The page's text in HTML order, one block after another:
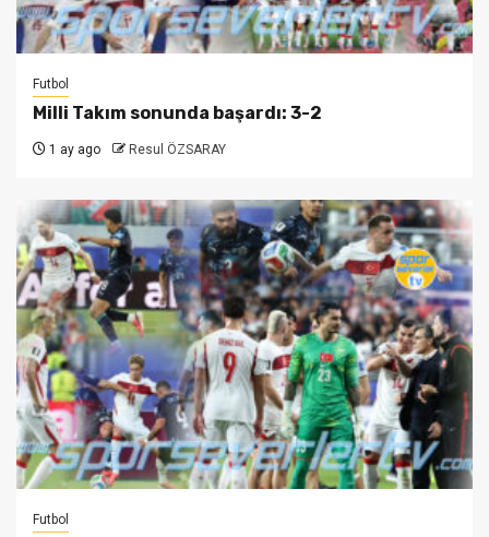
Futbol
Milli Takım sonunda başardı: 3-2
1 ay ago Resul ÖZSARAY
Futbol